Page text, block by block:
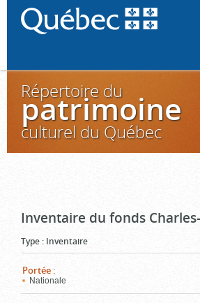
Répertoire du
patrimoine
culturel du Québec
Inventaire du fonds
Type : Inventaire
Portée :
Nationale